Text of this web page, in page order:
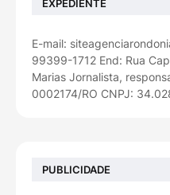
EXPEDIENTE
E-mail:
99399-1712 End: Rua
Marias Jornalista,
0002174/RO CNPJ:
PUBLICIDADE